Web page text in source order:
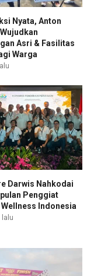
Nyata, Anton
Asri & Fasilitas
Warga
Darwis Nahkodai
Penggiat
Wellness Indonesia